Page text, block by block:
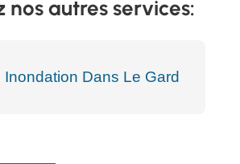
nos autres services:
Inondation Dans Le Gard